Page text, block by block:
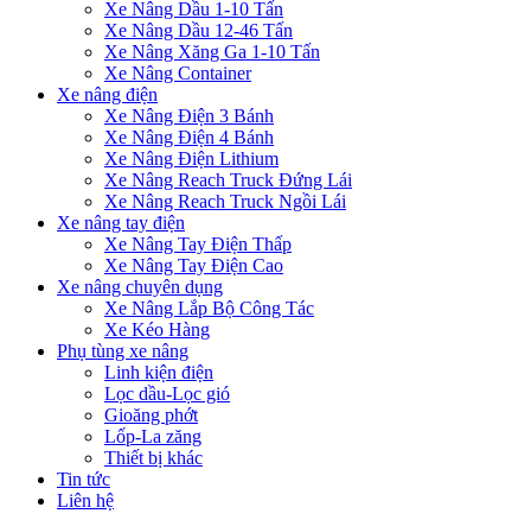
Xe Nâng Dầu 1-10 Tấn
Xe Nâng Dầu 12-46 Tấn
Xe Nâng Xăng Ga 1-10 Tấn
Xe Nâng Container
Xe nâng điện
Xe Nâng Điện 3 Bánh
Xe Nâng Điện 4 Bánh
Xe Nâng Điện Lithium
Xe Nâng Reach Truck Đứng Lái
Xe Nâng Reach Truck Ngồi Lái
Xe nâng tay điện
Xe Nâng Tay Điện Thấp
Xe Nâng Tay Điện Cao
Xe nâng chuyên dụng
Xe Nâng Lắp Bộ Công Tác
Xe Kéo Hàng
Phụ tùng xe nâng
Linh kiện điện
Lọc dầu-Lọc gió
Gioăng phớt
Lốp-La zăng
Thiết bị khác
Tin tức
Liên hệ